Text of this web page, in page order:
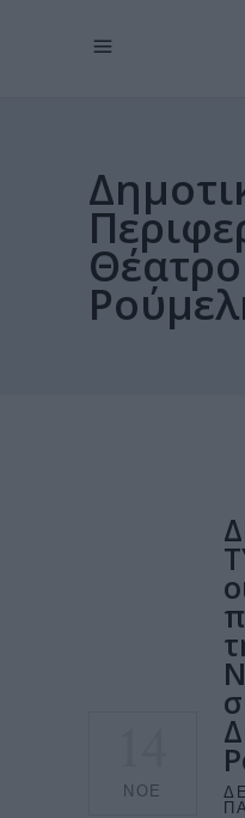
Θέατρο
ΝΟΈ